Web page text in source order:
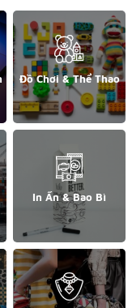
Đồ Chơi & Thể Thao
In Ấn & Bao Bì